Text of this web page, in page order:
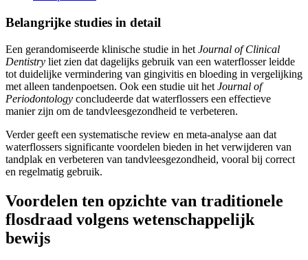
Belangrijke studies in detail
Een gerandomiseerde klinische studie in het Journal of Clinical
Dentistry liet zien dat dagelijks gebruik van een waterflosser leidde
tot duidelijke vermindering van gingivitis en bloeding in vergelijking
met alleen tandenpoetsen. Ook een studie uit het Journal of
Periodontology concludeerde dat waterflossers een effectieve
manier zijn om de tandvleesgezondheid te verbeteren.
Verder geeft een systematische review en meta-analyse aan dat
waterflossers significante voordelen bieden in het verwijderen van
tandplak en verbeteren van tandvleesgezondheid, vooral bij correct
en regelmatig gebruik.
Voordelen ten opzichte van traditionele
flosdraad volgens wetenschappelijk
bewijs